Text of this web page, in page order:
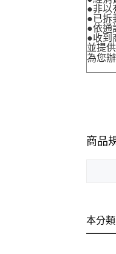
●非以
●已拆
●依通
●收到
並提
為您
商品
本分